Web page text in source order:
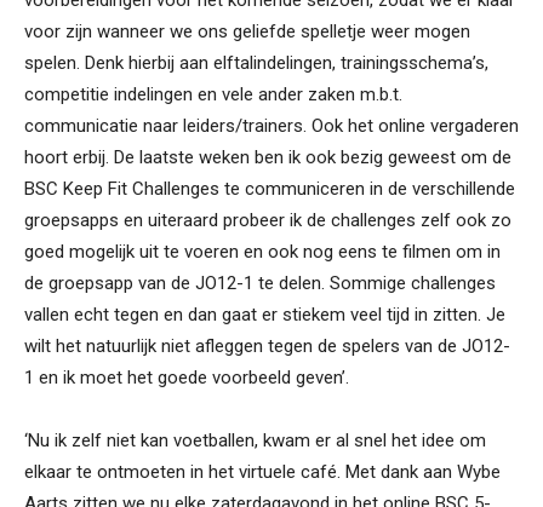
voor zijn wanneer we ons geliefde spelletje weer mogen
spelen. Denk hierbij aan elftalindelingen, trainingsschema’s,
competitie indelingen en vele ander zaken m.b.t.
communicatie naar leiders/trainers. Ook het online vergaderen
hoort erbij. De laatste weken ben ik ook bezig geweest om de
BSC Keep Fit Challenges te communiceren in de verschillende
groepsapps en uiteraard probeer ik de challenges zelf ook zo
goed mogelijk uit te voeren en ook nog eens te filmen om in
de groepsapp van de JO12-1 te delen. Sommige challenges
vallen echt tegen en dan gaat er stiekem veel tijd in zitten. Je
wilt het natuurlijk niet afleggen tegen de spelers van de JO12-
1 en ik moet het goede voorbeeld geven’.
‘Nu ik zelf niet kan voetballen, kwam er al snel het idee om
elkaar te ontmoeten in het virtuele café. Met dank aan Wybe